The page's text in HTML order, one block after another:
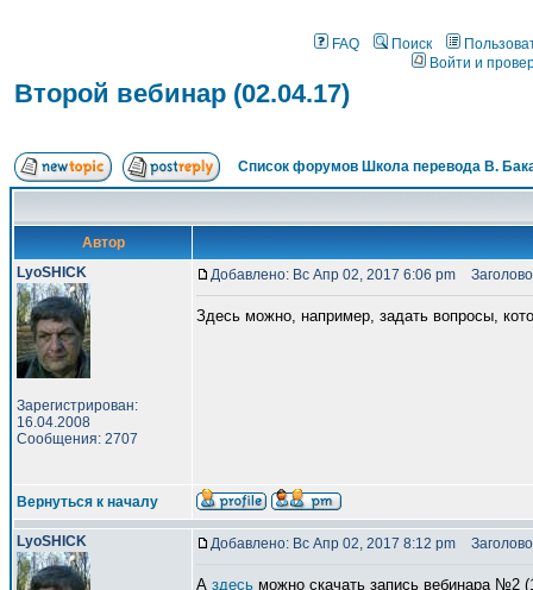
FAQ Поиск
Войти и
Второй вебинар (02.04.17)
Список форумов Школа перевода В.
Автор
LyoSHICK
Зарегистрирован:
16.04.2008
Сообщения: 2707
Добавлено: Вс Апр 02, 2017 6:06 pm
Здесь можно, например, задать вопросы,
Вернуться к началу
LyoSHICK Добавлено: Вс Апр 02, 2017 8:12 pm
А здесь можно скачать запись вебинара №2